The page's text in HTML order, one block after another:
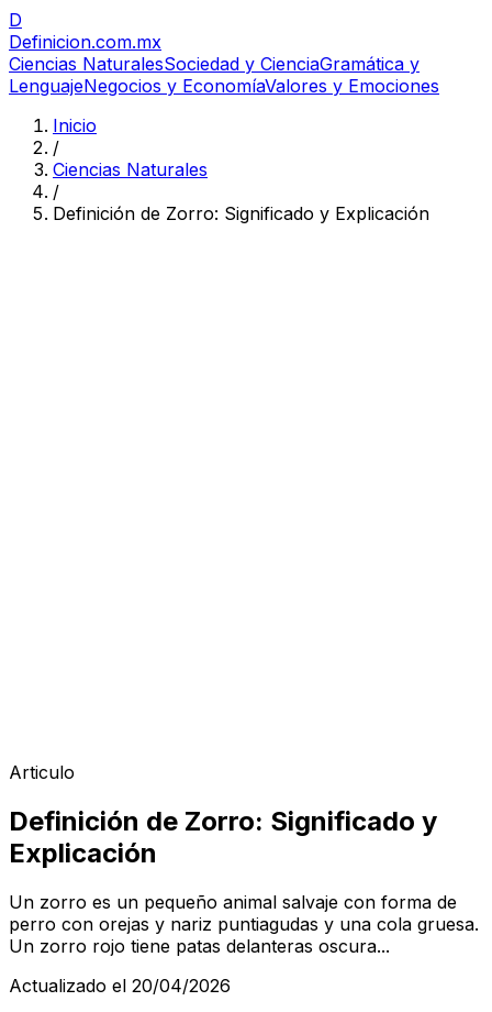
D
Definicion.com.mx
Ciencias NaturalesSociedad y CienciaGramática y
LenguajeNegocios y EconomíaValores y Emociones
Inicio
/
Ciencias Naturales
/
Definición de Zorro: Significado y Explicación
Articulo
Definición de Zorro: Significado y
Explicación
Un zorro es un pequeño animal salvaje con forma de
perro con orejas y nariz puntiagudas y una cola gruesa.
Un zorro rojo tiene patas delanteras oscura...
Actualizado el 20/04/2026